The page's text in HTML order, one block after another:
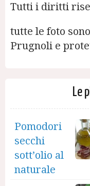
Tutti i diritti
tutte le foto
Prugnoli e
Le
Pomodori
secchi
sott’olio al
naturale